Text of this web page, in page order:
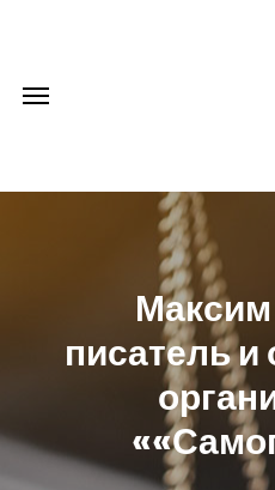
писатель и